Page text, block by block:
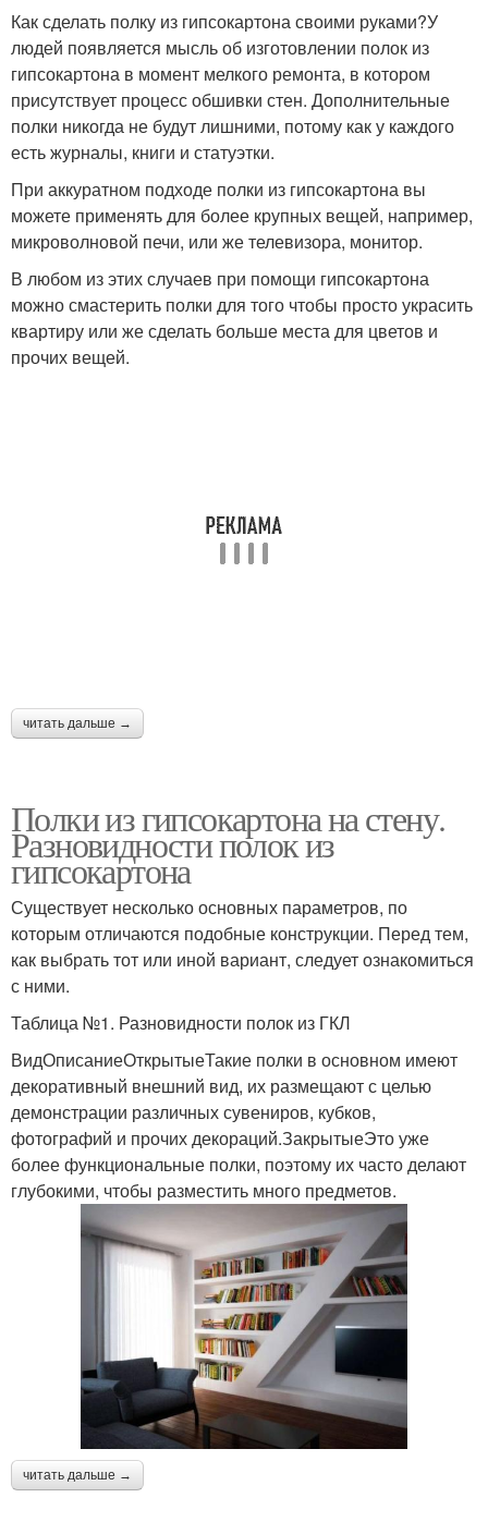
Как сделать полку из гипсокартона своими руками?У
людей появляется мысль об изготовлении полок из
гипсокартона в момент мелкого ремонта, в котором
присутствует процесс обшивки стен. Дополнительные
полки никогда не будут лишними, потому как у каждого
есть журналы, книги и статуэтки.
При аккуратном подходе полки из гипсокартона вы
можете применять для более крупных вещей, например,
микроволновой печи, или же телевизора, монитор.
В любом из этих случаев при помощи гипсокартона
можно смастерить полки для того чтобы просто украсить
квартиру или же сделать больше места для цветов и
прочих вещей.
читать дальше →
Полки из гипсокартона на стену.
Разновидности полок из
гипсокартона
Существует несколько основных параметров, по
которым отличаются подобные конструкции. Перед тем,
как выбрать тот или иной вариант, следует ознакомиться
с ними.
Таблица №1. Разновидности полок из ГКЛ
ВидОписаниеОткрытыеТакие полки в основном имеют
декоративный внешний вид, их размещают с целью
демонстрации различных сувениров, кубков,
фотографий и прочих декораций.ЗакрытыеЭто уже
более функциональные полки, поэтому их часто делают
глубокими, чтобы разместить много предметов.
читать дальше →